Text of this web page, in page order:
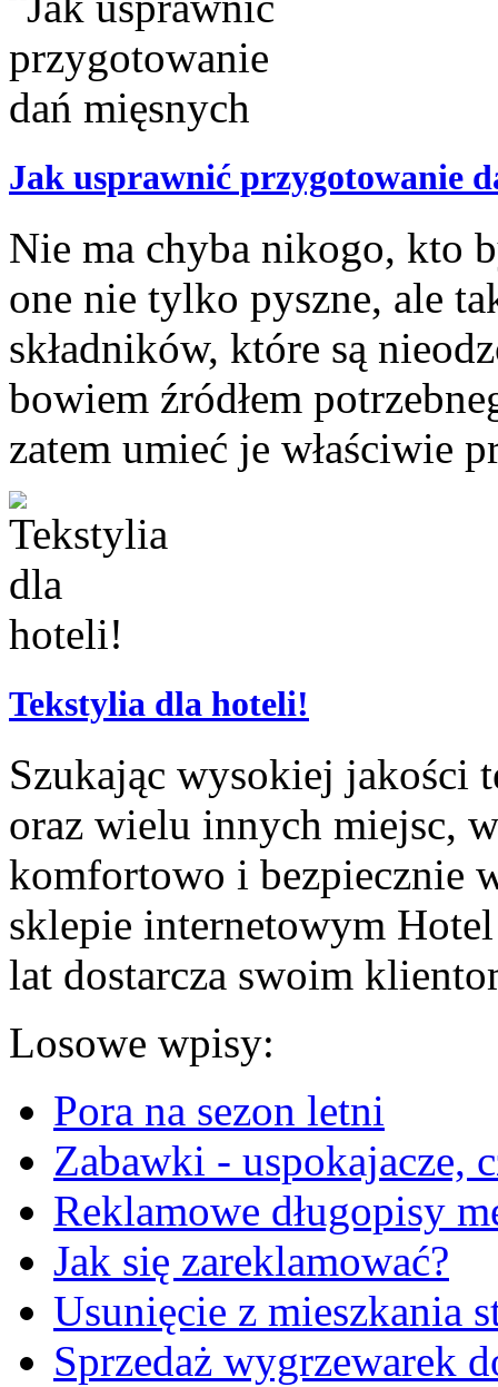
Jak usprawnić przygotowanie
Nie ma chyba nikogo, kto
one nie tylko pyszne, ale
składników, które są
bowiem źródłem
zatem umieć je właściwie
Tekstylia dla hoteli!
Szukając wysokiej jakości
oraz wielu innych miejsc,
komfortowo i bezpiecznie
sklepie internetowym
lat dostarcza swoim
Losowe wpisy:
Pora na sezon letni
Zabawki - uspokajacze,
Reklamowe długopisy
Jak się zareklamować?
Usunięcie z mieszkania
Sprzedaż wygrzewarek